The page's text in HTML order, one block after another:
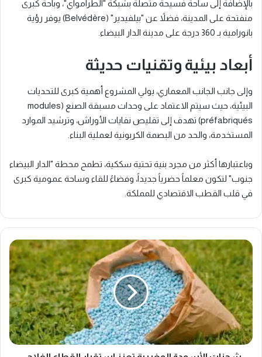
بالإضافة إلى ساحة فسيحة متصلة بشبكة "الطرامواي"، وباحة كبرى
منفتحة على المدينة، فضلاً عن "بيلفيدير" (Belvédère) يوفر رؤية
بانورامية بـ 360 درجة على مدينة الدار البيضاء.
أبعاد بيئية وتقنيات حديثة
وإلى جانب الجانب المعماري، يولي المشروع أهمية كبرى للتحديات
البيئية، حيث سيتم الاعتماد على وحدات مسبقة الصنع (modules
préfabriqués) تهدف إلى تقليص نفايات الأوراش، وترشيد الموارد
المستخدمة، والحد من البصمة الكربونية لعملية البناء.
وباعتبارها أكثر من مجرد بنية تحتية سككية، تطمح محطة "الدار البيضاء
جنوب" لتكون معلماً حضرياً جديداً، وفضاءً للقاء وساحة عمومية كبرى
في قلب القطب الاقتصادي للمملكة.
ش
ح
ن
ا
ت
ا
ل
أ
س